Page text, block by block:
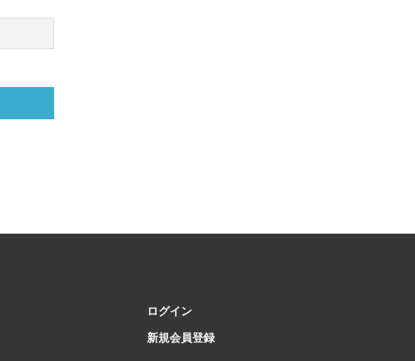
ログイン
新規会員登録